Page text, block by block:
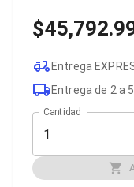
Adaptadores Video
Adaptadores Video
Adaptadores Audio
Adaptadores Audio
Adaptadores Audio
Dispositivos de
Teclados
Teclados Numéricos
Entrega
Entrega de 2 a
Cantidad